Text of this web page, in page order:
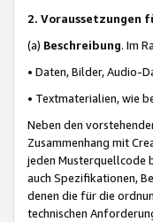
2. Voraussetzungen
(a) Beschreibung. Im
• Daten, Bilder, Audio-
• Textmaterialien, wie
Neben den
Zusammenhang mit
jeden Musterquellcode
auch Spezifikationen,
denen die für die
technischen